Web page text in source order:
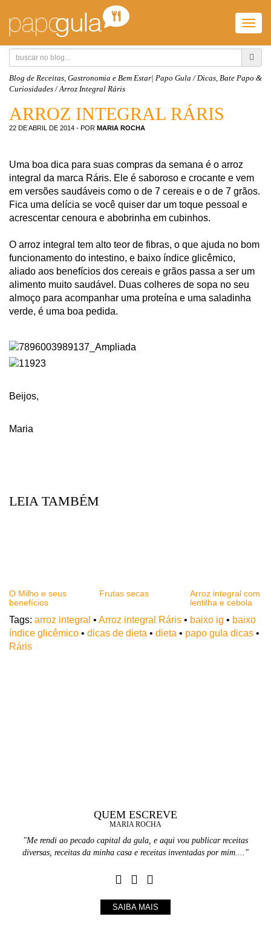
Blog de Receitas, Gastronomia e Bem Estar| Papo Gula /Dicas, Bate Papo &
Curiosidades/Arroz Integral Ráris
ARROZ INTEGRAL RÁRIS
22 DE ABRIL DE 2014 - POR MARIA ROCHA
Uma boa dica para suas compras da semana é o arroz
integral da marca Ráris. Ele é saboroso e crocante e vem
em versões saudáveis como o de 7 cereais e o de 7 grãos.
Fica uma delícia se você quiser dar um toque pessoal e
acrescentar cenoura e abobrinha em cubinhos.
O arroz integral tem alto teor de fibras, o que ajuda no bom
funcionamento do intestino, e baixo índice glicêmico,
aliado aos benefícios dos cereais e grãos passa a ser um
alimento muito saudável. Duas colheres de sopa no seu
almoço para acompanhar uma proteína e uma saladinha
verde, é uma boa pedida.
Beijos,
Maria
LEIA TAMBÉM
O Milho e seus
benefícios
Frutas secas
Arroz integral com
lentilha e cebola
Tags: arroz integral • Arroz integral Ráris • baixo ig • baixo
índice glicêmico • dicas de dieta • dieta • papo gula dicas •
Ráris
QUEM ESCREVE
MARIA ROCHA
"Me rendi ao pecado capital da gula, e aqui vou publicar receitas
diversas, receitas da minha casa e receitas inventadas por mim...."
SAIBA MAIS